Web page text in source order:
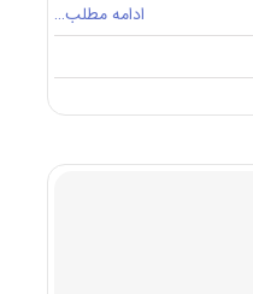
ادامه مطلب…